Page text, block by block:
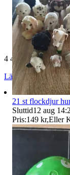
4 454 omdömen
Läs omdömen Följ
21 st flockdjur
Sluttid12 aug
Pris:149 kr,Eller